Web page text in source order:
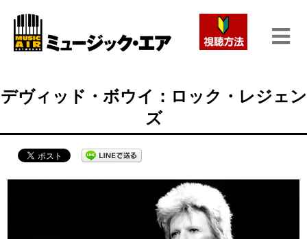
デヴィッド・ボウイ：ロック・レジェン
ズ